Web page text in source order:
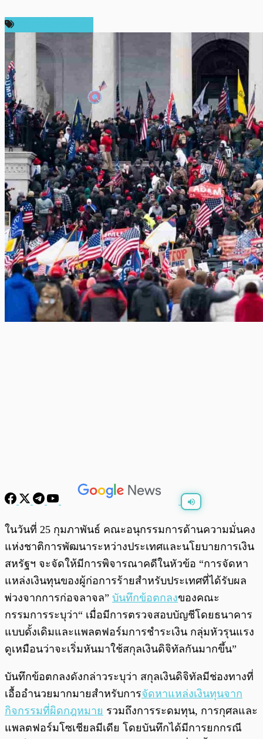
พร้อมเล่น 0:00
ในวันที่ 25 กุมภาพันธ์ คณะอนุกรรมการด้านความมั่นคง
แห่งชาติการพัฒนาระหว่างประเทศและนโยบายการเงิน
สหรัฐฯ จะจัดให้มีการพิจารณาคดีในหัวข้อ “การจัดหา
แหล่งเงินทุนของผู้ก่อการร้ายสำหรับประเทศที่ได้รับผล
พ่วงจากการก่อจลาจล” บันทึกข้อตกลงของคณะ
กรรมการระบุว่า“ เมื่อมีการตรวจสอบบัญชีโดยธนาคาร
แบบดั้งเดิมและแพลตฟอร์มการชำระเงิน กลุ่มหัวรุนแรง
ดูเหมือนว่าจะเริ่มหันมาใช้สกุลเงินดิจิทัลกันมากขึ้น”
บันทึกข้อตกลงดังกล่าวระบุว่า สกุลเงินดิจิทัลมีช่องทางที่
เอื้ออำนวยมากมายสำหรับการจัดหาแหล่งเงินทุนจาก
กิจกรรมที่ผิดกฎหมาย รวมถึงการระดมทุน, การกุศลและ
แพลตฟอร์มโซเชียลมีเดีย โดยบันทึกได้มีการยกกรณี